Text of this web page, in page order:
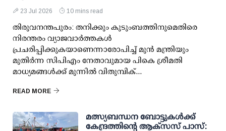
23 Jul 2026 10 mins read
തിരുവനന്തപുരം: തനിക്കും കുടുംബത്തിനുമെതിരെ
നിരന്തരം വ്യാജവാര്‍ത്തകള്‍
പ്രചരിപ്പിക്കുകയാണെന്നാരോപിച്ച് മുന്‍ മന്ത്രിയും
മുതിര്‍ന്ന സിപിഎം നേതാവുമായ പികെ ശ്രീമതി
മാധ്യമങ്ങള്‍ക്ക് മുന്നില്‍ വിതുമ്പിക്...
READ MORE
മത്സ്യബന്ധന ബോട്ടുകള്‍ക്ക്
കേന്ദ്രത്തിന്റെ ആക്‌സസ് പാസ്: